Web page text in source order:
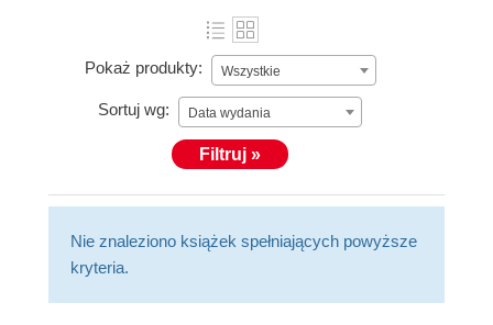
Pokaż produkty: Wszystkie
Sortuj wg: Data wydania
Filtruj »
Nie znaleziono książek spełniających powyższe
kryteria.